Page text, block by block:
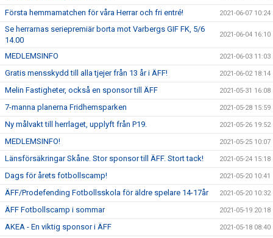
Första hemmamatchen för våra Herrar och fri entré! 2021-06-07 10:24
Se herrarnas seriepremiär borta mot Varbergs GIF FK, 5/6
14.00
2021-06-04 16:10
MEDLEMSINFO 2021-06-03 11:03
Gratis mensskydd till alla tjejer från 13 år i ÄFF! 2021-06-02 18:14
Melin Fastigheter, också en sponsor till ÄFF 2021-05-31 16:08
7-manna planerna Fridhemsparken 2021-05-28 15:59
Ny målvakt till herrlaget, upplyft från P19. 2021-05-26 19:52
MEDLEMSINFO! 2021-05-25 10:07
Länsförsäkringar Skåne. Stor sponsor till ÄFF. Stort tack! 2021-05-24 15:18
Dags för årets fotbollscamp! 2021-05-20 10:41
ÄFF/Prodefending Fotbollsskola för äldre spelare 14-17år 2021-05-20 10:32
ÄFF Fotbollscamp i sommar 2021-05-19 20:18
AKEA - En viktig sponsor i ÄFF 2021-05-18 08:40